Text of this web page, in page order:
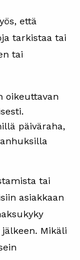
että
tarkistaa tai
tai
oikeuttavan
päiväraha,
tai
asiakkaan
Mikäli